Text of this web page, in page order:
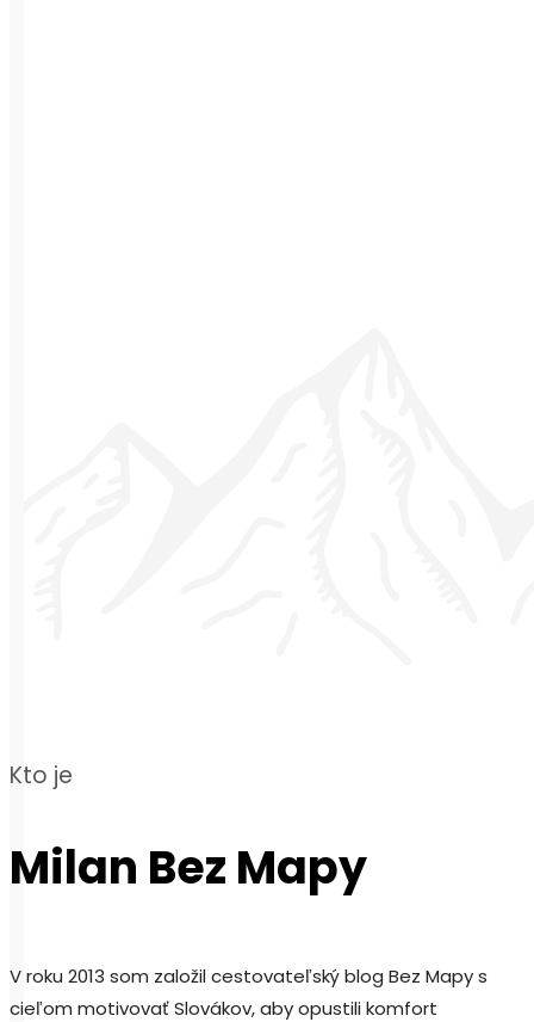
Kto je
Milan Bez Mapy
V roku 2013 som založil cestovateľský blog Bez Mapy s
cieľom motivovať Slovákov, aby opustili komfort